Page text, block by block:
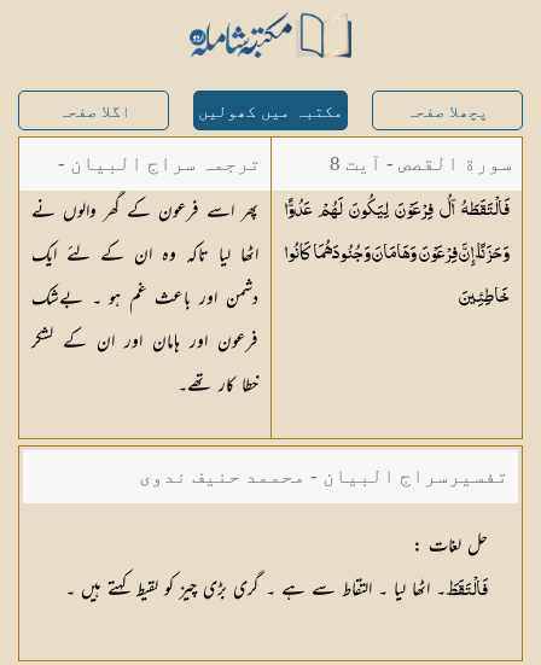
پچھلا صفحہ مکتبہ میں کھولیں اگلا صفحہ
سورة القصص - آیت 8
فَالْتَقَطَهُ آلُ فِرْعَوْنَ لِيَكُونَ لَهُمْ عَدُوًّا
وَحَزَنًا ۗ إِنَّ فِرْعَوْنَ وَهَامَانَ وَجُنُودَهُمَا كَانُوا
خَاطِئِينَ
ترجمہ سراج البیان -
مستفاد از ترجمتین
شاہ عبدالقادر دھلوی/
شاہ رفیع الدین دھلوی
پھر اسے فرعون کے گھر والوں نے
اٹھا لیا تاکہ وہ ان کے لئے ایک
دشمن اور باعث غم ہو ۔ بےشک
فرعون اور ہامان اور ان کے لشکر
خطا کار تھے۔
تفسیرسراج البیان - محممد حنیف ندوی
حل لغات :
فَالْتَقَطَ۔ اٹھا لیا ۔ التقاط سے ہے ۔ گری بڑی چیز کو لقیط کہتے ہیں ۔